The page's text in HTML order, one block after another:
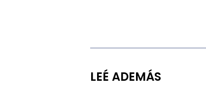
LEÉ ADEMÁS